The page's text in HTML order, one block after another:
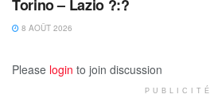
Torino – Lazio ?:?
8 AOÛT 2026
Please login to join discussion
PUBLICITÉ